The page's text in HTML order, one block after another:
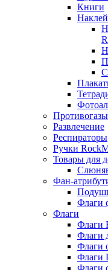
Книги
Противогазы
Развлечение
Респираторы
Ручки
Товары для
Фан-
Флаги
Флаги
Флаги
Флаги
Флаги
Флаги
Флаги